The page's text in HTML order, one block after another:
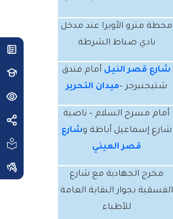
محطة مترو الأوبرا عند مدخل
نادي ضباط الشرطة
شارع قصر النيل أمام فندق
شتيجنبرجر –ميدان التحرير
أمام مسرح السلام – ناصية
شارع إسماعيل أباظة وشارع
قصر العيني
مخرج الجهادية مع شارع
الفسقية بجوار النقابة العامة
للأطباء